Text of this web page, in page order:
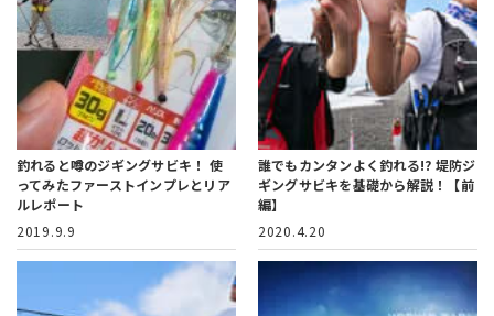
釣れると噂のジギングサビキ！ 使
ってみたファーストインプレとリア
ルレポート
2019.9.9
誰でもカンタンよく釣れる!? 堤防ジ
ギングサビキを基礎から解説！【前
編】
2020.4.20